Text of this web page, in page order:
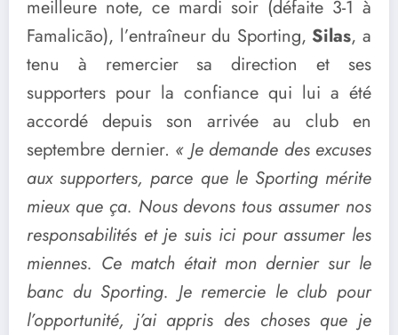
meilleure note, ce mardi soir (défaite 3-1 à
Famalicão), l’entraîneur du Sporting, Silas, a
tenu à remercier sa direction et ses
supporters pour la confiance qui lui a été
accordé depuis son arrivée au club en
septembre dernier. « Je demande des excuses
aux supporters, parce que le Sporting mérite
mieux que ça. Nous devons tous assumer nos
responsabilités et je suis ici pour assumer les
miennes. Ce match était mon dernier sur le
banc du Sporting. Je remercie le club pour
l’opportunité, j’ai appris des choses que je